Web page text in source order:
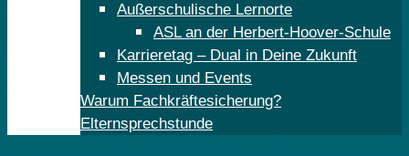
Außerschulische Lernorte
ASL an der Herbert-Hoover-Schule
Karrieretag – Dual in Deine Zukunft
Messen und Events
Warum Fachkräftesicherung?
Elternsprechstunde